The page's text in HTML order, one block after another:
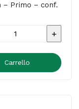
Primo – conf.
Carrello